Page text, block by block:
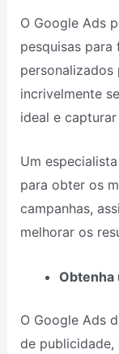
O Google Ads
pesquisas para
personalizados
incrivelmente
ideal e
Um
para obter os
campanhas,
melhorar os
Obtenha
O Google Ads
de publicidade,